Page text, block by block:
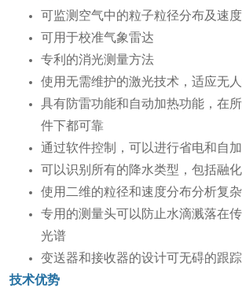
可监测空气中的粒子粒径分布及速
可用于校准气象雷达
专利的消光测量方法
使用无需维护的激光技术，适应无
具有防雷功能和自动加热功能，在
件下都可靠
通过软件控制，可以进行省电和自
可以识别所有的降水类型，包括融
使用二维的粒径和速度分布分析复
专用的测量头可以防止水滴溅落在
光谱
变送器和接收器的设计可无碍的跟
技术优势